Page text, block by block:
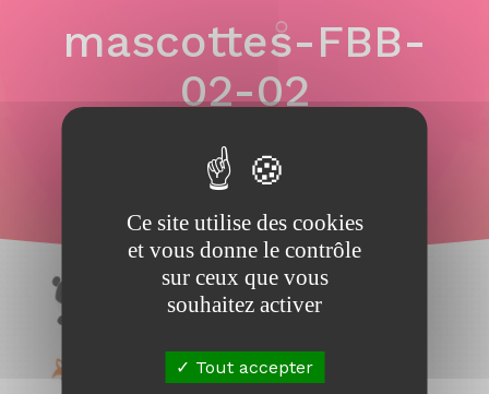
mascottes-FBB-
02-02
Ce site utilise des cookies
et vous donne le contrôle
sur ceux que vous
souhaitez activer
Tout accepter